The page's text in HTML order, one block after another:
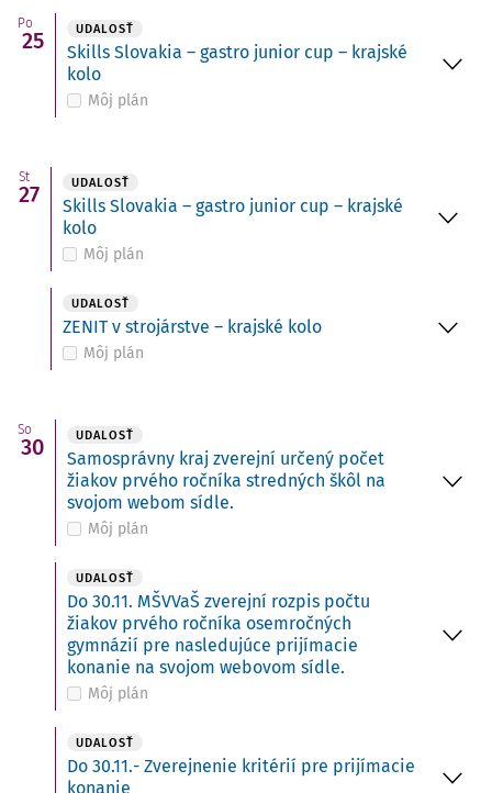
Po
25 UDALOSŤ
Skills Slovakia – gastro junior cup – krajské
kolo
Môj plán
St
27 UDALOSŤ
Skills Slovakia – gastro junior cup – krajské
kolo
Môj plán
UDALOSŤ
ZENIT v strojárstve – krajské kolo
Môj plán
So
30 UDALOSŤ
Samosprávny kraj zverejní určený počet
žiakov prvého ročníka stredných škôl na
svojom webom sídle.
Môj plán
UDALOSŤ
Do 30.11. MŠVVaŠ zverejní rozpis počtu
žiakov prvého ročníka osemročných
gymnázií pre nasledujúce prijímacie
konanie na svojom webovom sídle.
Môj plán
UDALOSŤ
Do 30.11.- Zverejnenie kritérií pre prijímacie
konanie